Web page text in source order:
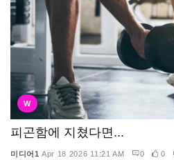
W
피곤함에 지쳤다면...
미디어1 Apr 18 2026 11:21 AM 0 0